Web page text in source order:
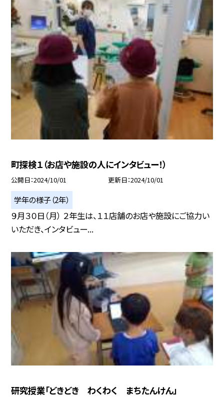
町探検１（お店や施設の人にインタビュー！）
公開日 2024/10/01 更新日 2024/10/01
学年の様子（2年）
９月３０日（月） ２年生は、１１店舗のお店や施設にご協力い
いただき、インタビュー...
研究授業「どきどき わくわく まちたんけん」